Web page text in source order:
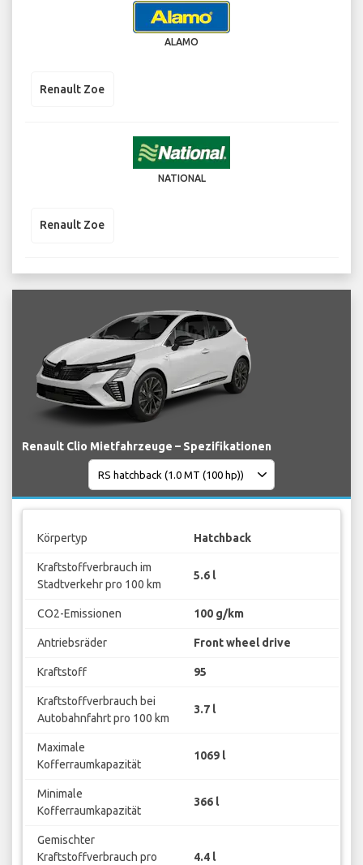
ALAMO
Renault Zoe
NATIONAL
Renault Zoe
Renault Clio Mietfahrzeuge – Spezifikationen
Körpertyp Hatchback
Kraftstoffverbrauch im
Stadtverkehr pro 100 km
5.6 l
CO2-Emissionen 100 g/km
Antriebsräder Front wheel drive
Kraftstoff 95
Kraftstoffverbrauch bei
Autobahnfahrt pro 100 km
3.7 l
Maximale
Kofferraumkapazität
1069 l
Minimale
Kofferraumkapazität
366 l
Gemischter
Kraftstoffverbrauch pro
4.4 l